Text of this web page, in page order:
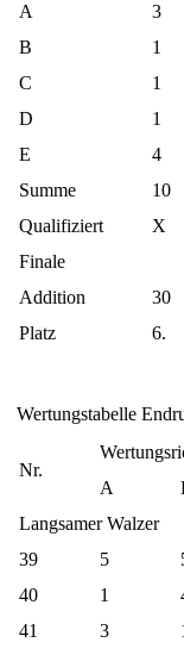
A
3
B
1
C
1
D
1
E
4
Summe
10
Qualifiziert
X
Finale
Addition
30
Platz
6.
Wertungstabelle
Nr.
A
Langsamer Walzer
39
5
40
1
41
3